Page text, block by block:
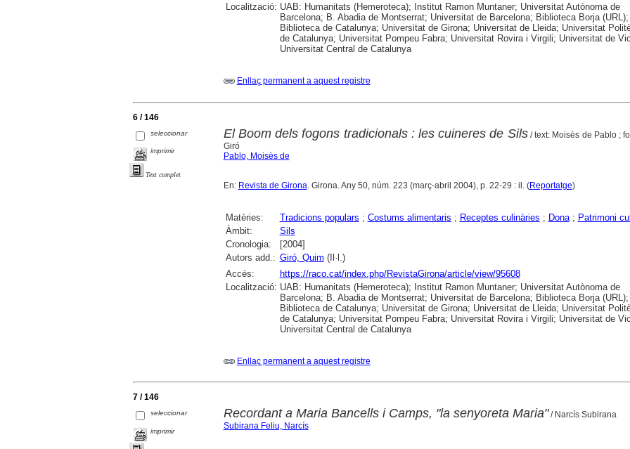
Localització: UAB: Humanitats (Hemeroteca); Institut Ramon Muntaner; Universitat Autònoma de
Barcelona; B. Abadia de Montserrat; Universitat de Barcelona; Biblioteca Borja (URL);
Biblioteca de Catalunya; Universitat de Girona; Universitat de Lleida; Universitat
de Catalunya; Universitat Pompeu Fabra; Universitat Rovira i Virgili; Universitat de
Universitat Central de Catalunya
Enllaç permanent a aquest registre
6 / 146
seleccionar
imprimir
Text complet
El Boom dels fogons tradicionals : les cuineres de Sils/ text: Moisès de Pablo ;
Giró
Pablo, Moisès de
En: Revista de Girona . Girona. Any 50, núm. 223 (març-abril 2004), p. 22-29 : il. (Reportatge)
Matèries: Tradicions populars ; Costums alimentaris ; Receptes culinàries ; Dona; Patrimoni
Àmbit:
Sils
Cronologia:
[2004]
Autors add.: Giró, Quim (Il·l.)
Accés:
https://raco.cat/index.php/RevistaGirona/article/view/95608
Localització: UAB: Humanitats (Hemeroteca); Institut Ramon Muntaner; Universitat Autònoma de
Barcelona; B. Abadia de Montserrat; Universitat de Barcelona; Biblioteca Borja (URL);
Biblioteca de Catalunya; Universitat de Girona; Universitat de Lleida; Universitat
de Catalunya; Universitat Pompeu Fabra; Universitat Rovira i Virgili; Universitat de
Universitat Central de Catalunya
Enllaç permanent a aquest registre
7 / 146
seleccionar
imprimir
Recordant a Maria Bancells i Camps, "la senyoreta Maria"/ Narcís Subirana
Subirana Feliu, Narcís